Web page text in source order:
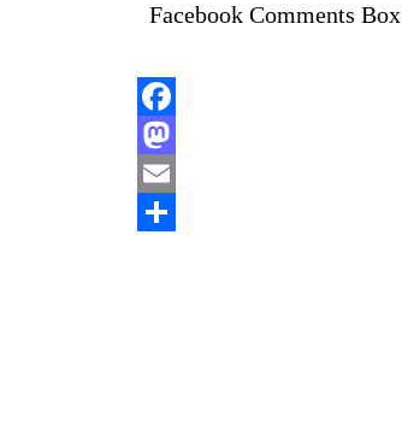
Facebook Comments Box
Facebook
Mastodon
Email